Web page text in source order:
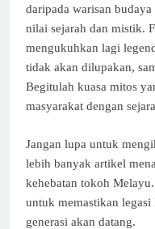
daripada warisan
nilai sejarah dan mistik.
mengukuhkan lagi
tidak akan dilupakan,
Begitulah kuasa mitos
masyarakat dengan
Jangan lupa untuk
lebih banyak artikel
kehebatan tokoh
untuk memastikan
generasi akan datang.